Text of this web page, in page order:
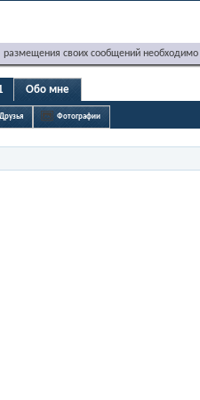
размещения своих сообщений необходимо
Обо мне
Друзья Фотографии